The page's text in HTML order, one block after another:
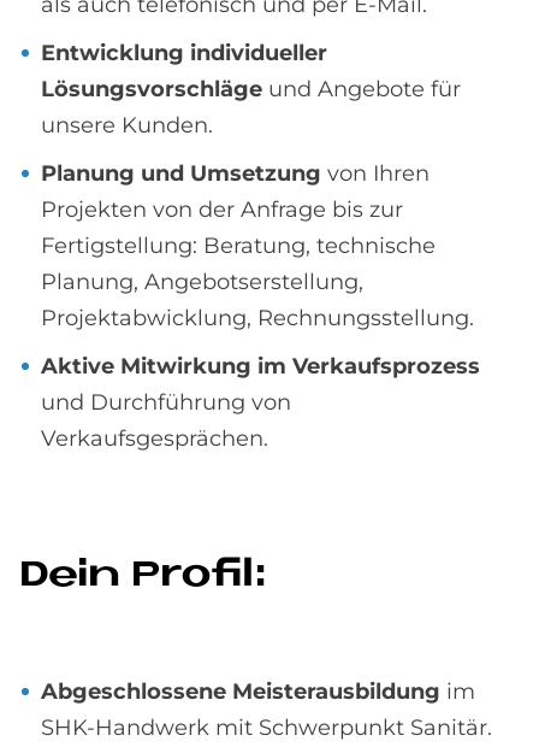
Entwicklung individueller
Lösungsvorschläge und Angebote für
unsere Kunden.
Planung und Umsetzung von Ihren
Projekten von der Anfrage bis zur
Fertigstellung: Beratung, technische
Planung, Angebotserstellung,
Projektabwicklung, Rechnungsstellung.
Aktive Mitwirkung im Verkaufsprozess
und Durchführung von
Verkaufsgesprächen.
Dein Pro­fil:
Abgeschlossene Meisterausbildung im
SHK-Handwerk mit Schwerpunkt Sanitär.